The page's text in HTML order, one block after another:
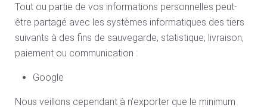
Tout ou partie de vos informations personnelles peut-
être partagé avec les systèmes informatiques des tiers
suivants à des fins de sauvegarde, statistique, livraison,
paiement ou communication :
Google
Nous veillons cependant à n’exporter que le minimum